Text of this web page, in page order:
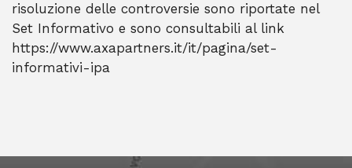
risoluzione delle controversie sono riportate nel
Set Informativo e sono consultabili al link
https://www.axapartners.it/it/pagina/set-
informativi-ipa